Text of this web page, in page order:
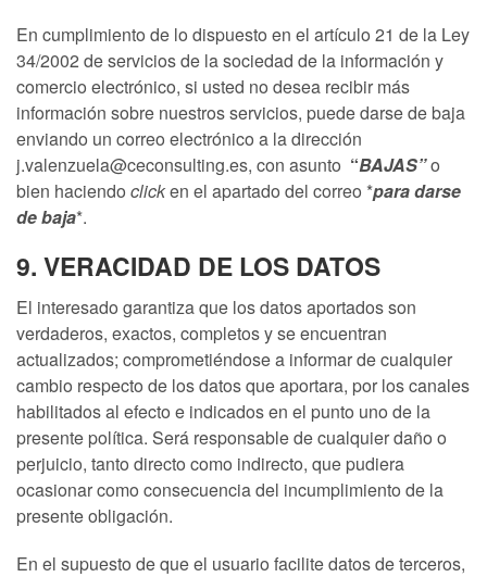
En cumplimiento de lo dispuesto en el artículo 21 de la Ley
34/2002 de servicios de la sociedad de la información y
comercio electrónico, si usted no desea recibir más
información sobre nuestros servicios, puede darse de baja
enviando un correo electrónico a la dirección
j.valenzuela@ceconsulting.es, con asunto “BAJAS”o
bien haciendo clicken el apartado del correo *para darse
de baja*.
9. VERACIDAD DE LOS DATOS
El interesado garantiza que los datos aportados son
verdaderos, exactos, completos y se encuentran
actualizados; comprometiéndose a informar de cualquier
cambio respecto de los datos que aportara, por los canales
habilitados al efecto e indicados en el punto uno de la
presente política. Será responsable de cualquier daño o
perjuicio, tanto directo como indirecto, que pudiera
ocasionar como consecuencia del incumplimiento de la
presente obligación.
En el supuesto de que el usuario facilite datos de terceros,